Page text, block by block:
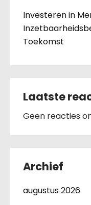
Investeren in
Toekomst
Laatste
Geen reacties
Archief
augustus 2026